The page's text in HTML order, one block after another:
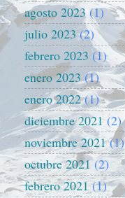
agosto 2023 (1)
julio 2023(2)
febrero 2023 (1)
enero 2023(1)
enero 2022(1)
diciembre 2021 (2)
noviembre 2021(1)
octubre 2021(2)
febrero 2021(1)